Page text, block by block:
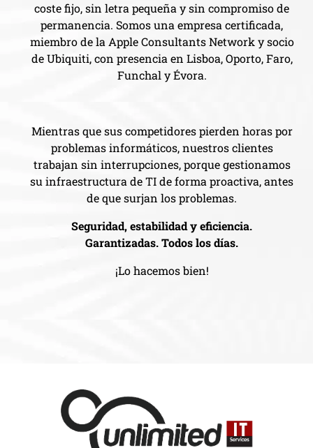
coste fijo, sin letra pequeña y sin compromiso de
permanencia. Somos una empresa certificada,
miembro de la Apple Consultants Network y socio
de Ubiquiti, con presencia en Lisboa, Oporto, Faro,
Funchal y Évora.
Mientras que sus competidores pierden horas por
problemas informáticos, nuestros clientes
trabajan sin interrupciones, porque gestionamos
su infraestructura de TI de forma proactiva, antes
de que surjan los problemas.
Seguridad, estabilidad y eficiencia.
Garantizadas. Todos los días.
¡Lo hacemos bien!